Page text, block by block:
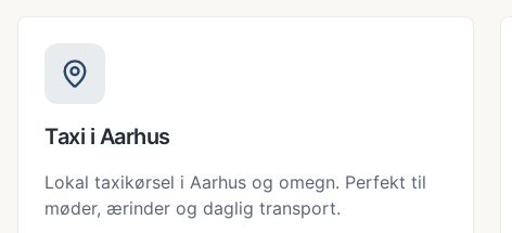
Taxi i Aarhus
Lokal taxikørsel i Aarhus og omegn. Perfekt til
møder, ærinder og daglig transport.